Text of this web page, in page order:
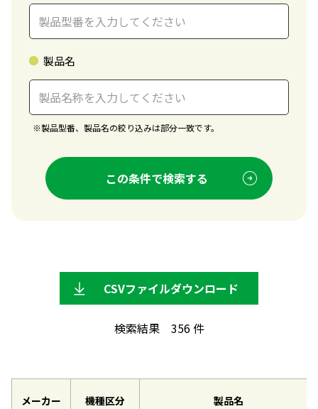
製品名
※製品型番、製品名の絞り込みは部分一致です。
この条件で検索する
CSVファイルダウンロード
検索結果 356件
メーカー 機種区分 製品名